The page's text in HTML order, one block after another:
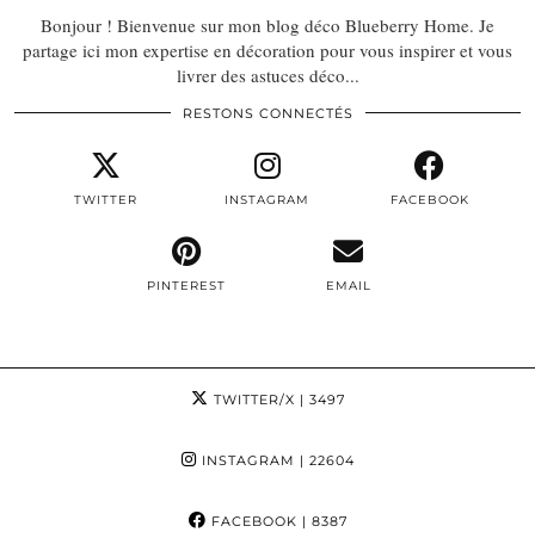
Bonjour ! Bienvenue sur mon blog déco Blueberry Home. Je
partage ici mon expertise en décoration pour vous inspirer et vous
livrer des astuces déco...
RESTONS CONNECTÉS
TWITTER INSTAGRAM FACEBOOK
PINTEREST EMAIL
TWITTER/X | 3497
INSTAGRAM | 22604
FACEBOOK | 8387